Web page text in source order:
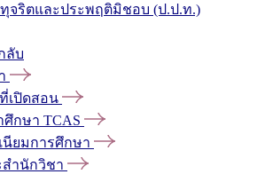
ทุจริตและประพฤติมิชอบ (ป.ป.ท.)
ลับ
เปิดสอน
ศึกษา TCAS
นียมการศึกษา
ำนักวิชา